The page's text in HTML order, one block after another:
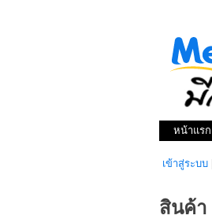
หน้าแรก
เข้าสู่ระบบ
สินค้า